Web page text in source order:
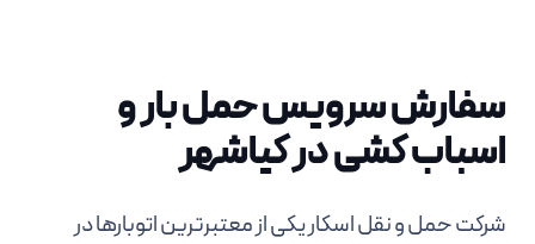
سفارش سرویس حمل بار و
اسباب کشی در کیاشهر
شرکت حمل و نقل اسکار یکی از معتبرترین اتوبارها در